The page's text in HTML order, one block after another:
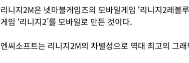
리니지2M은 넷마블게임즈의 모바일게임 ‘리니지2레볼
게임 ‘리니지2’를 모바일로 만든 것이다.
엔씨소프트는 리니지2M의 차별성으로 역대 최고의 그